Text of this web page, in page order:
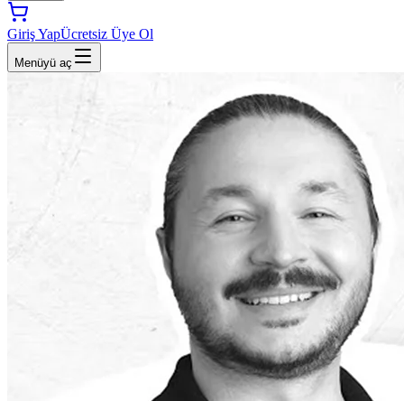
Giriş YapÜcretsiz Üye Ol
Menüyü aç